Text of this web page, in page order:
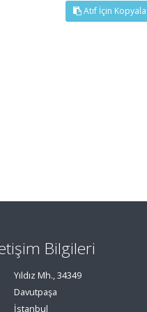
Atıf İçin Kopyala
Bilgileri
Yıldız Mh., 34349
Davutpaşa
İstanbul